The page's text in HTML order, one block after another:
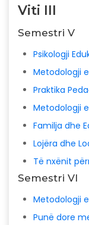
Viti III
Semestri V
Psikologji
Metodologji
Praktika
Metodologji
Familja dhe
Lojëra dhe
Të nxënit
Semestri VI
Metodologji
Punë dore